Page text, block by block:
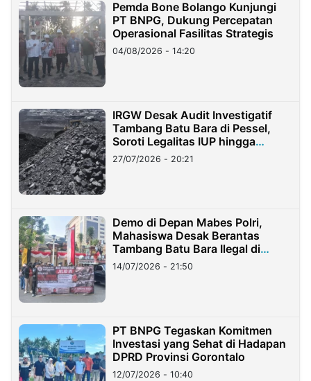
Pemda Bone Bolango Kunjungi
PT BNPG, Dukung Percepatan
Operasional Fasilitas Strategis
04/08/2026 - 14:20
IRGW Desak Audit Investigatif
Tambang Batu Bara di Pessel,
Soroti Legalitas IUP hingga
Stockpile
27/07/2026 - 20:21
Demo di Depan Mabes Polri,
Mahasiswa Desak Berantas
Tambang Batu Bara Ilegal di
Lampung
14/07/2026 - 21:50
PT BNPG Tegaskan Komitmen
Investasi yang Sehat di Hadapan
DPRD Provinsi Gorontalo
12/07/2026 - 10:40